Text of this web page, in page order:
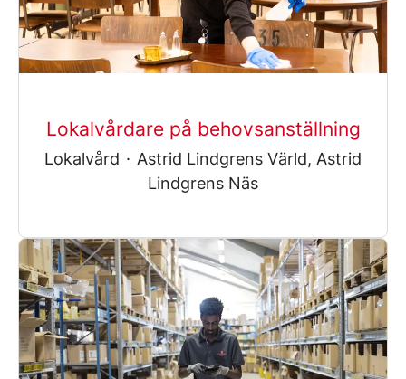
Lokalvårdare på behovsanställning
Lokalvård · Astrid Lindgrens Värld, Astrid
Lindgrens Näs